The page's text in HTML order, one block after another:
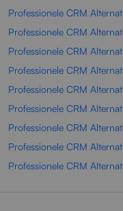
Professionele CRM
Professionele CRM
Professionele CRM
Professionele CRM
Professionele CRM
Professionele CRM
Professionele CRM
Professionele CRM
Professionele CRM